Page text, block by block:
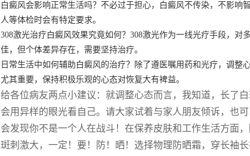
白癜风会影响正常生活吗？不必过于担心，白癜风不传染，不影
人等体检时会有特定要求。
308激光治疗白癜风效果究竟如何？308激光作为一线光疗手段，
佳，但个体差异存在，需要坚持治疗。
日常生活中如何辅助白癜风的治疗？除了遵医嘱用药和光疗，调
尤其重要，保持积极乐观的心态对恢复大有裨益。
给各位病友两点小建议：就调整心态而言，我知道，长了
会用异样的眼光看自己。请大家试着与家人朋友倾诉，也
会发现你不是一个人在战斗！在保养皮肤和工作生活方面
斑刺激大，一定！要！防！晒！选择物理防晒霜，穿长袖